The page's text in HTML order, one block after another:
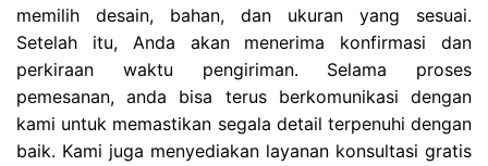
memilih desain, bahan, dan ukuran yang sesuai.
Setelah itu, Anda akan menerima konfirmasi dan
perkiraan waktu pengiriman. Selama proses
pemesanan, anda bisa terus berkomunikasi dengan
kami untuk memastikan segala detail terpenuhi dengan
baik. Kami juga menyediakan layanan konsultasi gratis